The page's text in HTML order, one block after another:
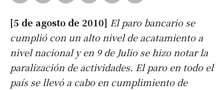
[5 de agosto de 2010] El paro bancario se
cumplió con un alto nivel de acatamiento a
nivel nacional y en 9 de Julio se hizo notar la
paralización de actividades. El paro en todo el
país se llevó a cabo en cumplimiento de